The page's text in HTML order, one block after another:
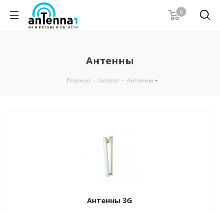
0
Антенны
Главная - Каталог - Антенны
Антенны 3G